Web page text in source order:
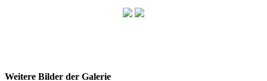
Weitere Bilder der Galerie